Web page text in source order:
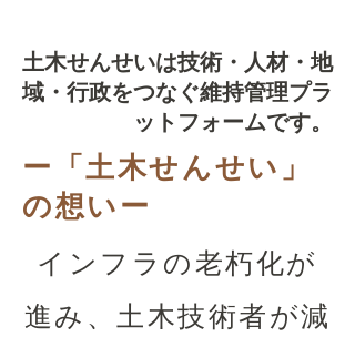
土木せんせいは技術・人材・地
域・行政をつなぐ維持管理プラ
ットフォームです。
​ー「土木せんせい」
の想いー
インフラの老朽化が
進み、土木技術者が減